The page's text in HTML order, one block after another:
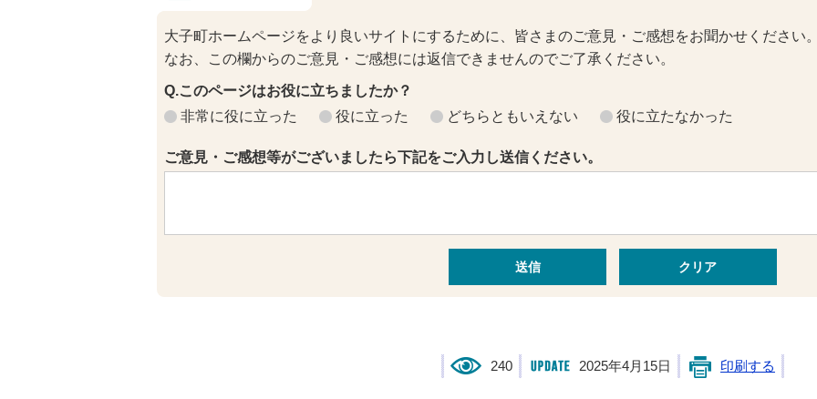
大子町ホームページをより良いサイトにするために、皆さまのご意見・ご感想をお聞かせください
なお、この欄からのご意見・ご感想には返信できませんのでご了承ください。
Q.このページはお役に立ちましたか？
非常に役に立った
役に立った どちらともいえない 役に立たなかった
ご意見・ご感想等がございましたら下記をご入力し送信ください。
240 2025年4月15日 印刷する